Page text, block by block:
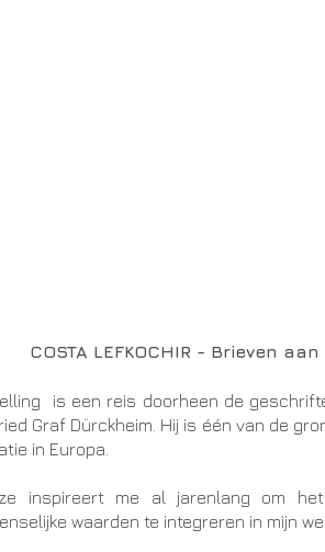
COSTA LEFKOCHIR - Brieven
is een reis doorheen de
Graf Dürckheim. Hij is één van de
in Europa.
inspireert me al jarenlang om
waarden te integreren in mijn